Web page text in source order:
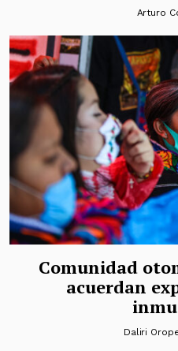
Arturo
Comunidad
acuerdan
Daliri